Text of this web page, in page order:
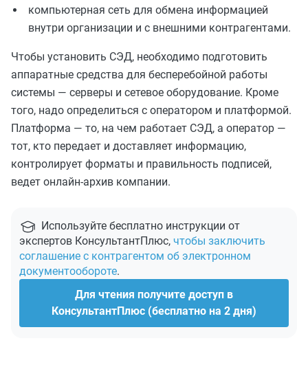
компьютерная сеть для обмена информацией
внутри организации и с внешними контрагентами.
Чтобы установить СЭД, необходимо подготовить
аппаратные средства для бесперебойной работы
системы — серверы и сетевое оборудование. Кроме
того, надо определиться с оператором и платформой.
Платформа — то, на чем работает СЭД, а оператор —
тот, кто передает и доставляет информацию,
контролирует форматы и правильность подписей,
ведет онлайн-архив компании.
Используйте бесплатно инструкции от
экспертов КонсультантПлюс, чтобы заключить
соглашение с контрагентом об электронном
документообороте.
Для чтения получите доступ в
КонсультантПлюс (бесплатно на 2 дня)